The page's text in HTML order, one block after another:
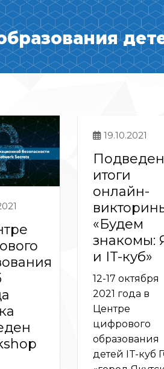
19.10.2021
итоги
онлайн-
«Будем
знакомы:
и IT-куб»
12-17 октября
2021 года в
Центре
цифрового
образования
детей IT-куб